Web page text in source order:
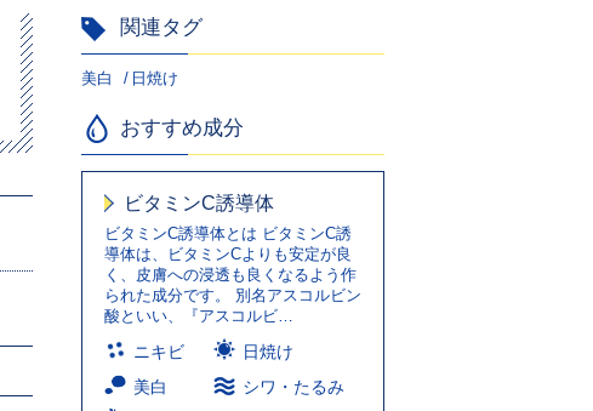
関連タグ
美白 日焼け
おすすめ成分
ビタミンC誘導体
ビタミンC誘導体とは ビタミンC誘
導体は、ビタミンCよりも安定が良
く、皮膚への浸透も良くなるよう作
られた成分です。 別名アスコルビン
酸といい、『アスコルビ…
ニキビ
日焼け
美白
シワ・たるみ